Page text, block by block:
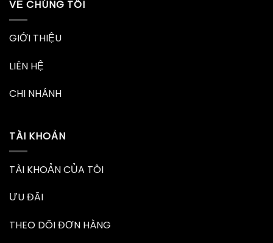
VỀ CHÚNG TÔI
GIỚI THIỆU
LIÊN HỆ
CHI NHÁNH
TÀI KHOẢN
TÀI KHOẢN CỦA TÔI
ƯU ĐÃI
THEO DÕI ĐƠN HÀNG